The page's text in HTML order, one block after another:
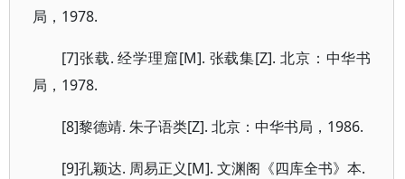
局，1978.
[7]张载. 经学理窟[M]. 张载集[Z]. 北京：中华书
局，1978.
[8]黎德靖. 朱子语类[Z]. 北京：中华书局，1986.
[9]孔颖达. 周易正义[M]. 文渊阁《四库全书》本.